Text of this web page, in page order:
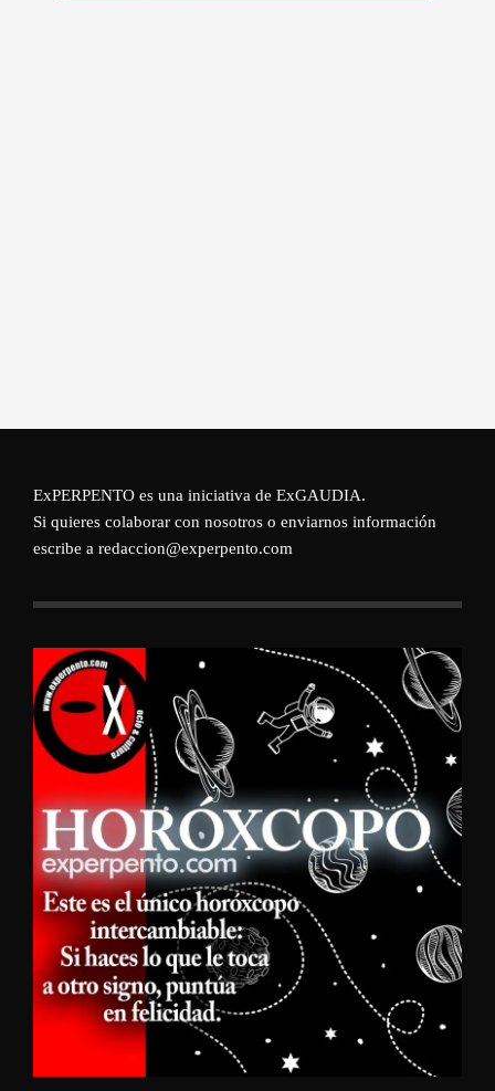
ExPERPENTO es una iniciativa de ExGAUDIA.
Si quieres colaborar con nosotros o enviarnos información
escribe a redaccion@experpento.com